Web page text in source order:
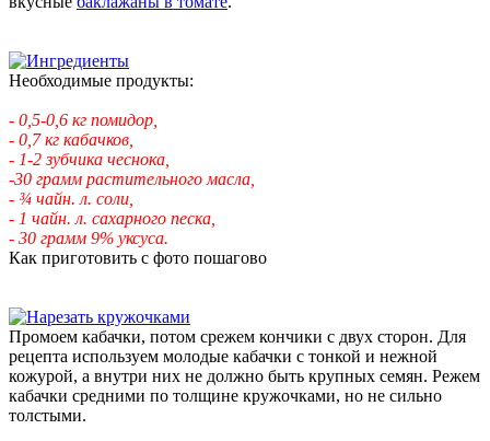
Необходимые продукты:
- 0,5-0,6 кг помидор,
- 0,7 кг кабачков,
- 1-2 зубчика чеснока,
-30 грамм растительного масла,
- ¾ чайн. л. соли,
- 1 чайн. л. сахарного песка,
- 30 грамм 9% уксуса.
Как приготовить с фото пошагово
Промоем кабачки, потом срежем кончики с двух сторон. Для
рецепта используем молодые кабачки с тонкой и нежной
кожурой, а внутри них не должно быть крупных семян. Режем
кабачки средними по толщине кружочками, но не сильно
толстыми.